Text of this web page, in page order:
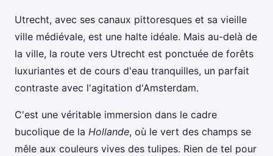
Utrecht, avec ses canaux pittoresques et sa vieille
ville médiévale, est une halte idéale. Mais au-delà de
la ville, la route vers Utrecht est ponctuée de forêts
luxuriantes et de cours d'eau tranquilles, un parfait
contraste avec l'agitation d'Amsterdam.
C'est une véritable immersion dans le cadre
bucolique de la Hollande, où le vert des champs se
mêle aux couleurs vives des tulipes. Rien de tel pour